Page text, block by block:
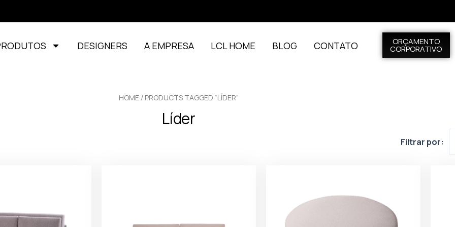
DESIGNERS A EMPRESA LCL HOME BLOG CONTATO ORÇAMENTO
CORPORATIVO
HOME / PRODUCTS TAGGED “LÍDER”
Líder
Filtrar por: